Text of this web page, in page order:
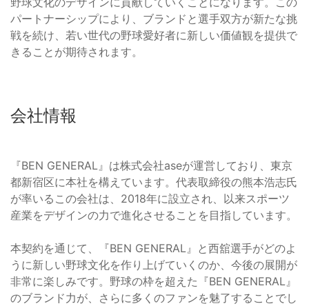
パートナーシップにより、ブランドと選手双方が新たな挑
戦を続け、若い世代の野球愛好者に新しい価値観を提供で
きることが期待されます。
会社情報
『BEN GENERAL』は株式会社aseが運営しており、東京
都新宿区に本社を構えています。代表取締役の熊本浩志氏
が率いるこの会社は、2018年に設立され、以来スポーツ
産業をデザインの力で進化させることを目指しています。
本契約を通じて、『BEN GENERAL』と西舘選手がどのよ
うに新しい野球文化を作り上げていくのか、今後の展開が
非常に楽しみです。野球の枠を超えた『BEN GENERAL』
のブランド力が、さらに多くのファンを魅了することでし